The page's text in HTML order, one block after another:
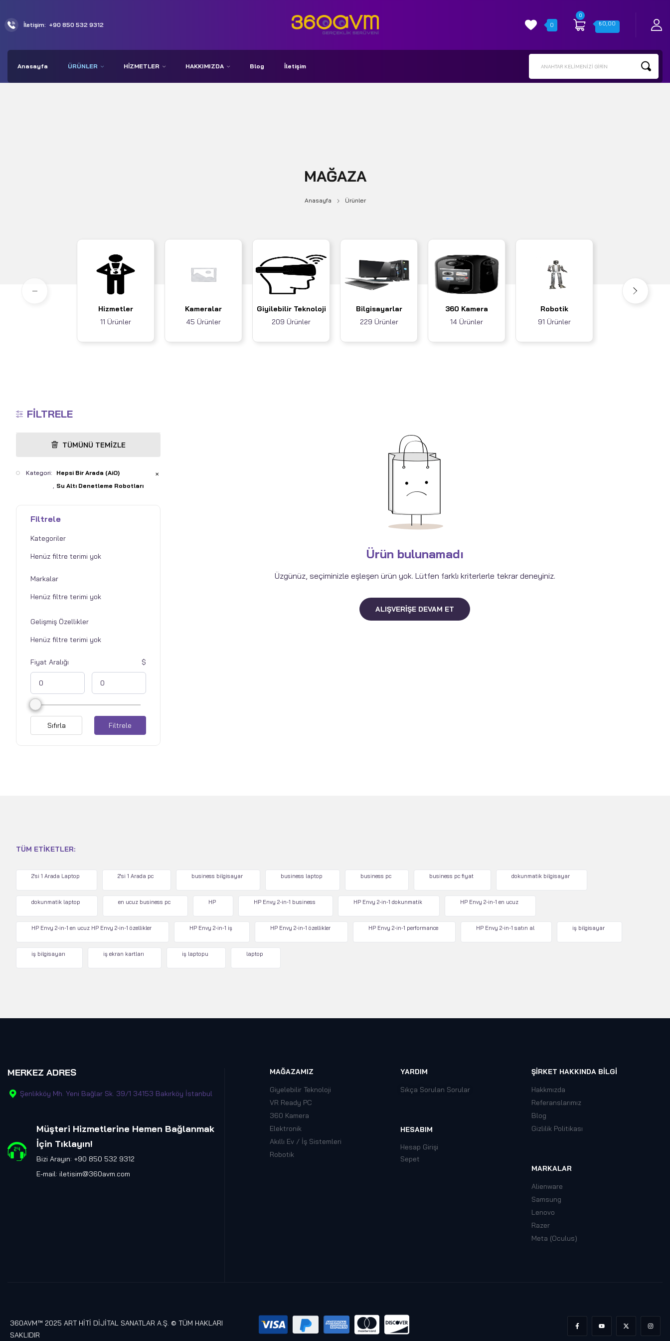
İletişim: +90 850 532 9312 0
0
₺0,00
Anasayfa ÜRÜNLER HIZMETLER HAKKIMIZDA Blog İletişim ANAHTAR KELIMENIZI GIRIN
MAĞAZA
Anasayfa Ürünler
Hizmetler
11 Ürünler
Kameralar
45 Ürünler
Giyilebilir Teknoloji
209 Ürünler
Bilgisayarlar
229 Ürünler
360 Kamera
14 Ürünler
Robotik
91 Ürünler
FILTRELE
TÜMÜNÜ TEMIZLE
Kategori:
Hepsi Bir Arada (AiO)
Su Altı Denetleme Robotları
✕
Filtrele
Kategoriler
Markalar
Gelişmiş Özellikler
Fiyat Aralığı
Filtrele
Sıfırla
Ürün bulunamadı
Üzgünüz, seçiminizle eşleşen ürün yok. Lütfen farklı kriterlerle tekrar deneyiniz.
ALIŞVERIŞE DEVAM ET
TÜM ETIKETLER:
2'si 1 Arada Laptop 2'si 1 Arada pc business bilgisayar business laptop business pc business pc fiyat dokunmatik bilgisayar
dokunmatik laptop en ucuz business pc HP HP Envy 2-in-1 business HP Envy 2-in-1 dokunmatik HP Envy 2-in-1 en ucuz
HP Envy 2-in-1 en ucuz HP Envy 2-in-1 özellikler HP Envy 2-in-1 iş HP Envy 2-in-1 özellikler HP Envy 2-in-1 performance HP Envy 2-in-1 satın al iş bilgisayar
iş bilgisayarı iş ekran kartları iş laptopu laptop
MERKEZ ADRES
Şenlikköy Mh. Yeni Bağlar Sk. 39/1 34153 Bakırköy İstanbul
Müşteri Hizmetlerine Hemen Bağlanmak
İçin Tıklayın!
Bizi Arayın: +90 850 532 9312
E-mail: iletisim@360avm.com
MAĞAZAMIZ
Giyelebilir Teknoloji
VR Ready PC
360 Kamera
Elektronik
Akıllı Ev / İş Sistemleri
Robotik
YARDIM
Sıkça Sorulan Sorular
HESABIM
Hesap Girişi
Sepet
ŞIRKET HAKKINDA BILGI
Hakkmızda
Referanslarımız
Blog
Gizlilik Politikası
MARKALAR
Alienware
Samsung
Lenovo
Razer
Meta (Oculus)
360AVM™ 2025 ART HİTİ DİJİTAL SANATLAR A.Ş. © TÜM HAKLARI
SAKLIDIR